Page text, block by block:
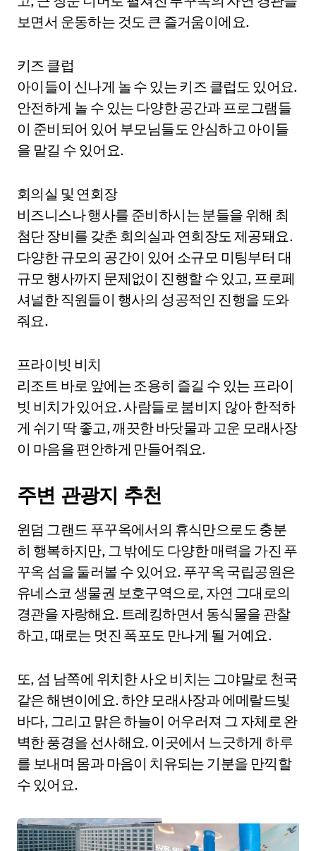
보면서 운동하는 것도 큰 즐거움이에요.
키즈 클럽
아이들이 신나게 놀 수 있는 키즈 클럽도 있어요.
안전하게 놀 수 있는 다양한 공간과 프로그램들
이 준비되어 있어 부모님들도 안심하고 아이들
을 맡길 수 있어요.
회의실 및 연회장
비즈니스나 행사를 준비하시는 분들을 위해 최
첨단 장비를 갖춘 회의실과 연회장도 제공돼요.
다양한 규모의 공간이 있어 소규모 미팅부터 대
규모 행사까지 문제없이 진행할 수 있고, 프로페
셔널한 직원들이 행사의 성공적인 진행을 도와
줘요.
프라이빗 비치
리조트 바로 앞에는 조용히 즐길 수 있는 프라이
빗 비치가 있어요. 사람들로 붐비지 않아 한적하
게 쉬기 딱 좋고, 깨끗한 바닷물과 고운 모래사장
이 마음을 편안하게 만들어줘요.
주변 관광지 추천
윈덤 그랜드 푸꾸옥에서의 휴식만으로도 충분
히 행복하지만, 그 밖에도 다양한 매력을 가진 푸
꾸옥 섬을 둘러볼 수 있어요. 푸꾸옥 국립공원은
유네스코 생물권 보호구역으로, 자연 그대로의
경관을 자랑해요. 트레킹하면서 동식물을 관찰
하고, 때로는 멋진 폭포도 만나게 될 거예요.
또, 섬 남쪽에 위치한 사오 비치는 그야말로 천국
같은 해변이에요. 하얀 모래사장과 에메랄드빛
바다, 그리고 맑은 하늘이 어우러져 그 자체로 완
벽한 풍경을 선사해요. 이곳에서 느긋하게 하루
를 보내며 몸과 마음이 치유되는 기분을 만끽할
수 있어요.